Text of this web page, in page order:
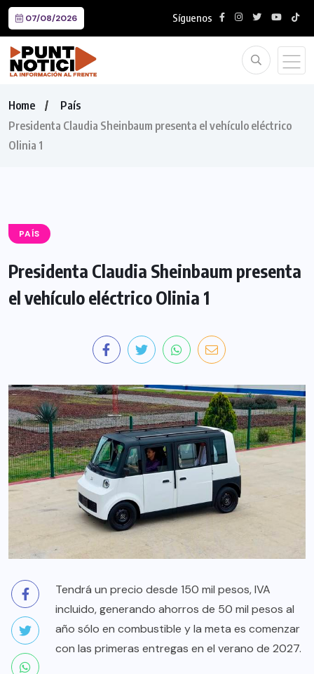
07/08/2026 Síguenos
Home
País
Presidenta Claudia Sheinbaum presenta el vehículo eléctrico
Olinia 1
PAÍS
Presidenta Claudia Sheinbaum presenta
el vehículo eléctrico Olinia 1
Tendrá un precio desde 150 mil pesos, IVA
incluido, generando ahorros de 50 mil pesos al
año sólo en combustible y la meta es comenzar
con las primeras entregas en el verano de 2027.